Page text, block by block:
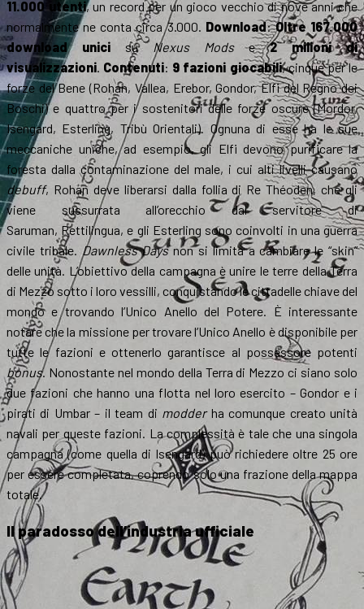
11.000 utenti, un record per un gioco vecchio di nove anni che
normalmente ne conta circa 3.000. Download:Oltre 167.000
download unici su Nexus Modse2 milioni di
visualizzazioni Contenuti: 9 fazioni giocabili, cinque per le
forze del Bene (Rohan, Vallea, Erebor, Gondor, Elfi del Regno dei
Boschi) e quattro per i sostenitori delle forze oscure (Mordor,
Isengard, Esterling, Tribù Orientali). Ognuna di esse ha le sue
meccaniche uniche, ad esempio, gli Elfi devono purificare la
foresta dalla contaminazione del male, i cui alti livelli causano
debuff, Rohan deve liberarsi dalla follia di Re Théoden, che gli
viene sussurrata all’orecchio dal servitore di
Saruman, Rettilingua, e gli Esterling sono coinvolti in una guerra
civile tribale. Dawnless Daysnon si limita a cambiare le “skin”
delle unità. L’obiettivo della campagna è unire le terre della Terra
di Mezzo sotto i loro vessilli, conquistando le cittadelle chiave del
mondo e trovando l’Unico Anello del Potere. È interessante
notare che la missione per trovare l’Unico Anello è disponibile per
tutte le fazioni e ottenerlo garantisce al possessore potenti
bonus. Nonostante nel mondo della Terra di Mezzo ci siano solo
due fazioni che hanno una flotta nel loro esercito – Gondor e i
pirati di Umbar – il team di modderha comunque creato unità
navali per queste fazioni. La complessità è tale che una singola
campagna (come quella di Isengard) può richiedere oltre 25 ore
per essere completata, coprendo solo una frazione della mappa
totale.
Il paradosso dell’industria ufficiale